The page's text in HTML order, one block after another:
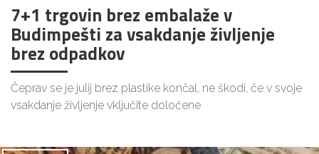
7+1 trgovin brez embalaže v
Budimpešti za vsakdanje življenje
brez odpadkov
Čeprav se je julij brez plastike končal, ne škodi, če v svoje
vsakdanje življenje vključite določene